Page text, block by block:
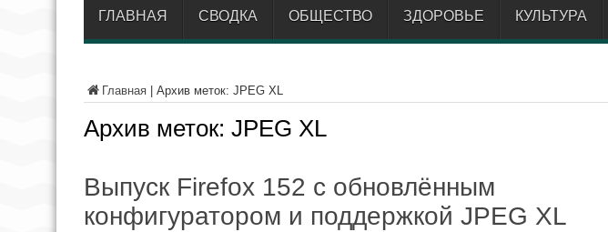
ГЛАВНАЯ СВОДКА ОБЩЕСТВО ЗДОРОВЬЕ КУЛЬТУРА
Главная Архив меток: JPEG XL
Архив меток: JPEG XL
Выпуск Firefox 152 с обновлённым
конфигуратором и поддержкой JPEG XL